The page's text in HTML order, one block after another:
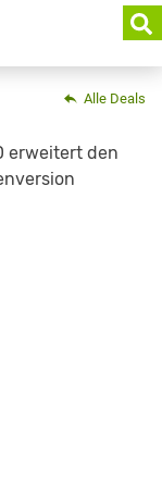
Alle Deals
erweitert den